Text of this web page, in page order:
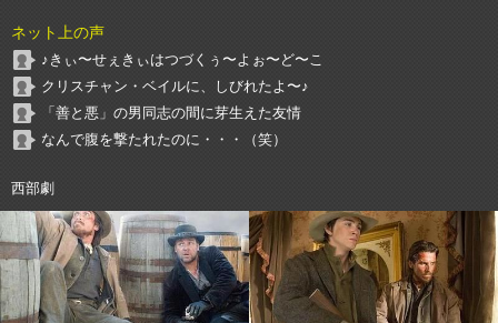
ネット上の声
♪きぃ〜せぇきぃはつづくぅ〜よぉ〜ど〜こ
クリスチャン・ベイルに、しびれたよ〜♪
「善と悪」の男同志の間に芽生えた友情
なんで腹を撃たれたのに・・・（笑）
西部劇